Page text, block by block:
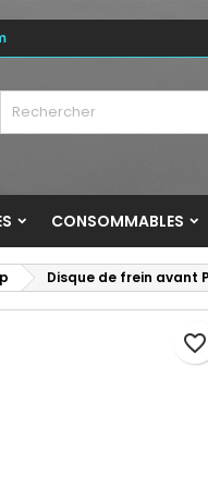
CONSOMMABLES
Disque de frein avant
favorite_border
wishlists
Create new list
une liste
de la liste d'envies
devez être connecté